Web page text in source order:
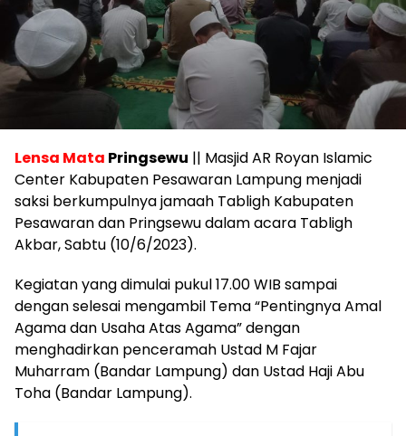
Lensa Mata Pringsewu || Masjid AR Royan Islamic
Center Kabupaten Pesawaran Lampung menjadi
saksi berkumpulnya jamaah Tabligh Kabupaten
Pesawaran dan Pringsewu dalam acara Tabligh
Akbar, Sabtu (10/6/2023).
Kegiatan yang dimulai pukul 17.00 WIB sampai
dengan selesai mengambil Tema “Pentingnya Amal
Agama dan Usaha Atas Agama” dengan
menghadirkan penceramah Ustad M Fajar
Muharram (Bandar Lampung) dan Ustad Haji Abu
Toha (Bandar Lampung).